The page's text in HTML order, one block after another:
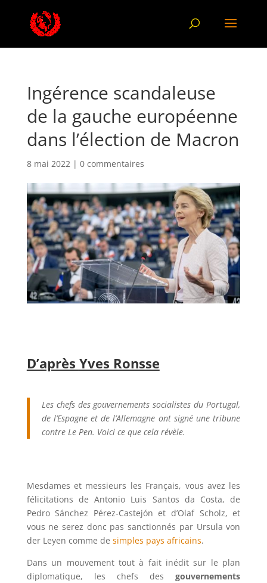
Ingérence scandaleuse
de la gauche européenne
dans l’élection de Macron
8 mai 2022| 0 commentaires
D’après Yves Ronsse
Les chefs des gouvernements socialistes du Portugal,
de l’Espagne et de l’Allemagne ont signé une tribune
contre Le Pen. Voici ce que cela révèle.
Mesdames et messieurs les Français, vous avez les
félicitations de Antonio Luis Santos da Costa, de
Pedro Sánchez Pérez-Castejón et d’Olaf Scholz, et
vous ne serez donc pas sanctionnés par Ursula von
der Leyen comme de simples pays africains.
Dans un mouvement tout à fait inédit sur le plan
diplomatique, les chefs desgouvernements